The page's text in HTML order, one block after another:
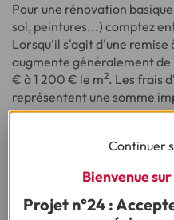
Pour une rénovation
sol, peintures...) comptez
Lorsqu'il s'agit d'une
augmente généralement
€ à 1 200 € le m2. Les frais
représentent une somme
exemple, environ 3 000 €
nouveau système de
Comment
Continuer
Bienvenue
Projet n°24 :